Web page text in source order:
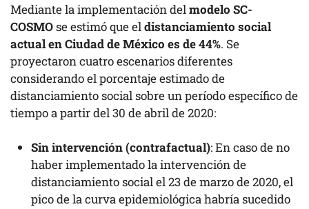
Mediante la implementación delmodelo SC-
COSMOse estimó que eldistanciamiento social
actual en Ciudad de México es de 44%. Se
proyectaron cuatro escenarios diferentes
considerando el porcentaje estimado de
distanciamiento social sobre un período específico de
tiempo a partir del 30 de abril de 2020:
Sin intervención (contrafactual): En caso de no
haber implementado la intervención de
distanciamiento social el 23 de marzo de 2020, el
pico de la curva epidemiológica habría sucedido